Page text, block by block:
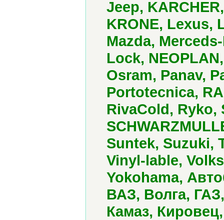
Jeep,
KRONE, Lexus,
Mazda,
Lock,
Osram, Panav,
Portotecnica,
RivaCold, Ryko,
Suntek, Suzuki,
Vinyl-lable,
Yokohama,
ВАЗ, Волга,
Камаз,